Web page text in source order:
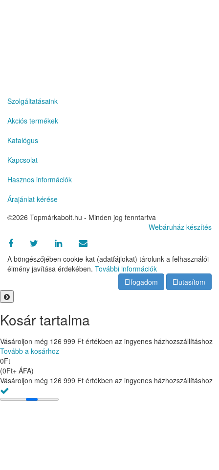
Szolgáltatásaink
Akciós termékek
Katalógus
Kapcsolat
Hasznos információk
Árajánlat kérése
©2026 Topmárkabolt.hu - Minden jog fenntartva
Webáruház készítés
A böngészőjében cookie-kat (adatfájlokat) tárolunk a felhasználói
élmény javítása érdekében. További információk
Elfogadom
Elutasítom
Kosár tartalma
Vásároljon még 126 999 Ft értékben az ingyenes házhozszállításhoz
Tovább a kosárhoz
0Ft
(0Ft+ ÁFA)
Vásároljon még 126 999 Ft értékben az ingyenes házhozszállításhoz